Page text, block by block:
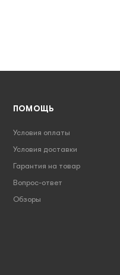
ПОМОЩЬ
Условия оплаты
Условия доставки
Гарантия на товар
Вопрос-ответ
Обзоры